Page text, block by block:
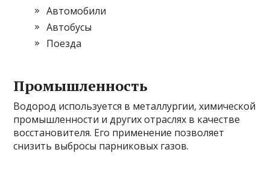
Автомобили
Автобусы
Поезда
Промышленность
Водород используется в металлургии, химической
промышленности и других отраслях в качестве
восстановителя. Его применение позволяет
снизить выбросы парниковых газов.